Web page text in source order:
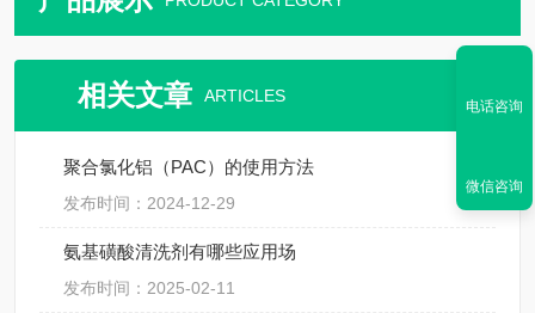
相关文章 ARTICLES
聚合氯化铝（PAC）的使用方法
发布时间：2024-12-29
氨基磺酸清洗剂有哪些应用场
发布时间：2025-02-11
电话咨询
微信咨询